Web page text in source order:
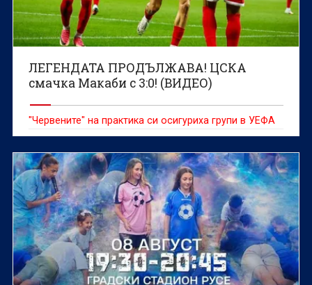
ЛЕГЕНДАТА ПРОДЪЛЖАВА! ЦСКА
смачка Макаби с 3:0! (ВИДЕО)
"Червените" на практика си осигуриха групи в УЕФА